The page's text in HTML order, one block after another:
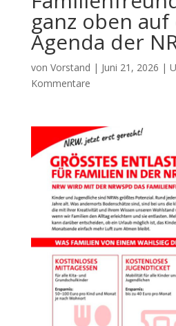
ganz oben
Agenda der
von Vorstand | Juni 21, 2026 |
Kommentare